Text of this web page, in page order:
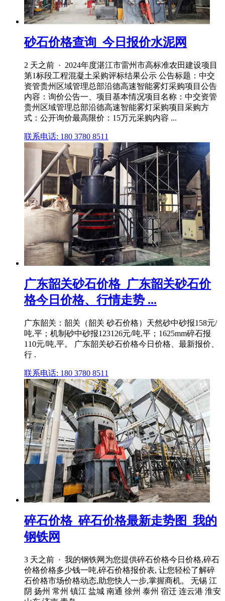
砂石价格查询_今日报价水泥网
2 天之前 · 2024年度湛江市雷州市高标准农田建设项目
第1标段工程混凝土采购评标结果公示 公告标题：中交
资管贵州区域管理总部沿德高速智能雾灯采购项目公告
内容：询价公告一、项目基本情况项目名称：中交资管
贵州区域管理总部沿德高速智能雾灯采购项目采购方
式：公开询价最高限价：15万元采购内容 ...
联系电话: 180 3780 8511
广东韶关砂石价格_广东韶关砂石价
格今日价格、行情走势 ...
广东韶关：韶关（韶关 砂石价格）天然砂中砂报158元/
吨,平；机制砂中砂报123126元/吨,平；1625mm碎石报
110元/吨,平。 广东韶关砂石价格今日价格、最新报价、
行 .
联系电话: 180 3780 8511
碎石价格_碎石价格最新走势图_我的
钢铁网
3 天之前 · 我的钢铁网为您提供碎石价格今日价格,碎石
价格价格多少钱一吨,碎石价格报价表, 让您轻松了解碎
石价格市场价格动态,助您快人一步,掌握商机。 无锡 江
阴 扬州 常州 镇江 盐城 南通 徐州 泰州 宿迁 连云港 淮安